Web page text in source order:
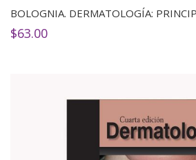
$63.00